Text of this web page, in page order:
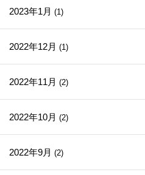
2023年1月 (1)
2022年12月 (1)
2022年11月 (2)
2022年10月 (2)
2022年9月 (2)